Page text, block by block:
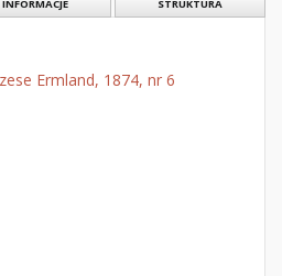
INFORMACJE STRUKTURA
Ermland, 1874, nr 6